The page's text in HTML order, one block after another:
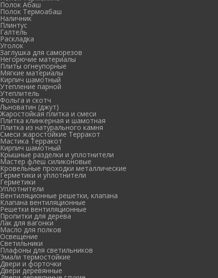
Полок Абаш
Полок Термоабаш
Наличник
Плинтус
Галтель
Раскладка
Уголок
Заглушка для саморезов
Негорючие материалы
Плиты огнеупорные
Мягкие материалы
Кирпич шамотный
Утепление парной
Утеплитель
Фольга и скотч
Льноватин (джут)
Жаростойкая плитка и смеси
Плитка клинкерная и шамотная
Плитка из натурального камня
Смеси жаростойкие Терракот
Мастика Терракот
Кирпич шамотный
Крышные разделки и уплотнители
Мастер флеш силиконовые
Кровельные проходки металлические
Герметики и уплотнители
Герметики
Уплотнители
Вентиляционные решетки, клапана
Клапана вентиляционные
Решетки вентиляционные
Пропитки для дерева
Лак для вагонки
Масло для полков
Освещение
Светильники
Плафоны для светильников
Эмали термостойкие
Двери и форточки
Двери деревянные